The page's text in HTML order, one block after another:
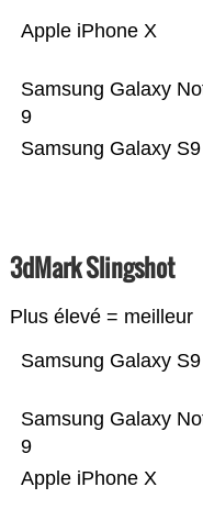
Samsung Galaxy S9
Samsung Galaxy
9
Apple iPhone X
3dMark Slingshot
Plus élevé = meilleur
Apple iPhone X
Samsung Galaxy
9
Samsung Galaxy S9